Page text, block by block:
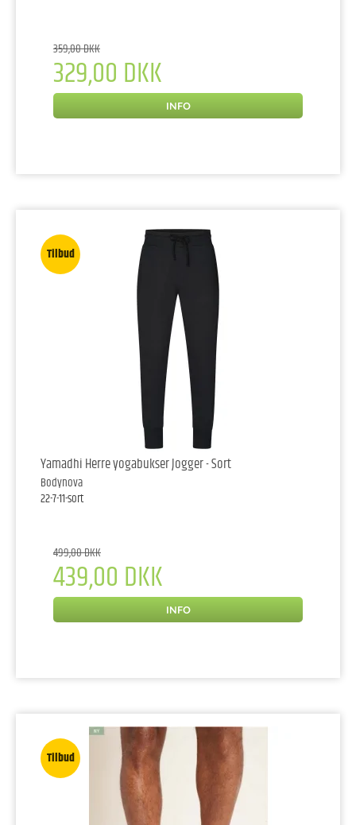
359,00 DKK
329,00 DKK
INFO
Tilbud
Yamadhi Herre yogabukser Jogger - Sort
Bodynova
22-7-11-sort
499,00 DKK
439,00 DKK
INFO
Tilbud